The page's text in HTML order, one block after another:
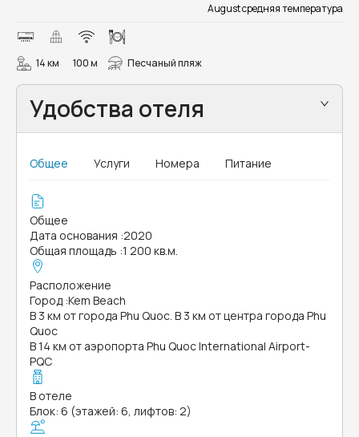
August средняя температура
14 км 100 м Песчаный пляж
Удобства отеля
Общее Услуги Номера Питание
Общее
Дата основания :2020
Общая площадь :1 200 кв.м.
Расположение
Город :Kem Beach
В 3 км от города Phu Quoc. В 3 км от центра города Phu
Quoc
В 14 км от аэропорта Phu Quoc International Airport-
PQC
В отеле
Блок: 6 (этажей: 6, лифтов: 2)